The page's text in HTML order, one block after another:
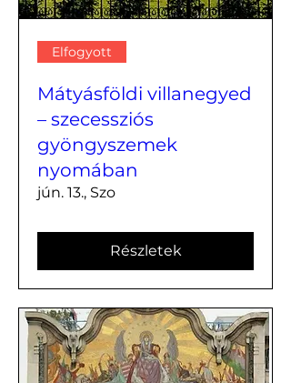
Elfogyott
Mátyásföldi villanegyed
– szecessziós
gyöngyszemek
nyomában
jún. 13., Szo
Részletek